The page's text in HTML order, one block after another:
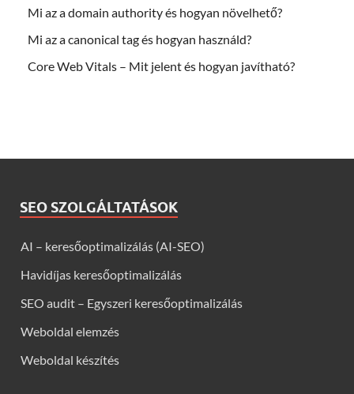
Mi az a domain authority és hogyan növelhető?
Mi az a canonical tag és hogyan használd?
Core Web Vitals – Mit jelent és hogyan javítható?
SEO SZOLGÁLTATÁSOK
AI – keresőoptimalizálás (AI-SEO)
Havidíjas keresőoptimalizálás
SEO audit – Egyszeri keresőoptimalizálás
Weboldal elemzés
Weboldal készítés